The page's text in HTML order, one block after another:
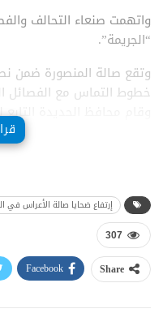
واتهمت صنعاء التحالف
“الجريمة”.
وتقع صالة المنصورة ضمن
وقام محافظ الحديدة
إسعاف الجرحى إلى
إرتفاع ضحايا صالة الأعراس في الحديدة
307
Share
Facebook